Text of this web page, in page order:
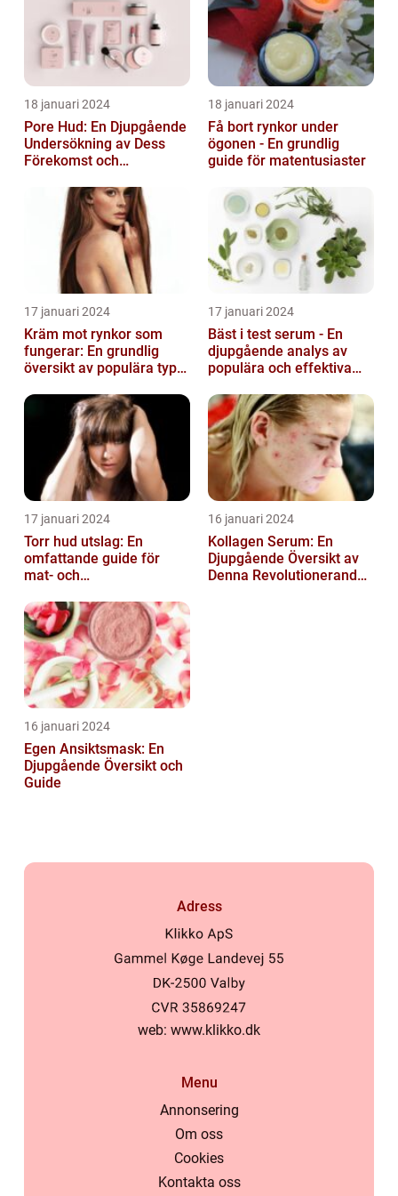
18 januari 2024
Pore Hud: En Djupgående
Undersökning av Dess
Förekomst och
18 januari 2024
Få bort rynkor under
ögonen - En grundlig
guide för matentusiaster
17 januari 2024
Kräm mot rynkor som
fungerar: En grundlig
översikt av populära typer
17 januari 2024
Bäst i test serum - En
djupgående analys av
populära och effektiva
17 januari 2024
Torr hud utslag: En
omfattande guide för
mat- och
16 januari 2024
Kollagen Serum: En
Djupgående Översikt av
Denna Revolutionerande
16 januari 2024
Egen Ansiktsmask: En
Djupgående Översikt och
Guide
Adress
web: www.klikko.dk
Menu
Annonsering
Om oss
Cookies
Kontakta oss